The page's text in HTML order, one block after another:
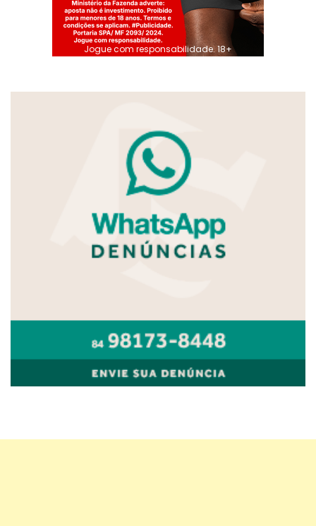
Jogue com responsabilidade. 18+